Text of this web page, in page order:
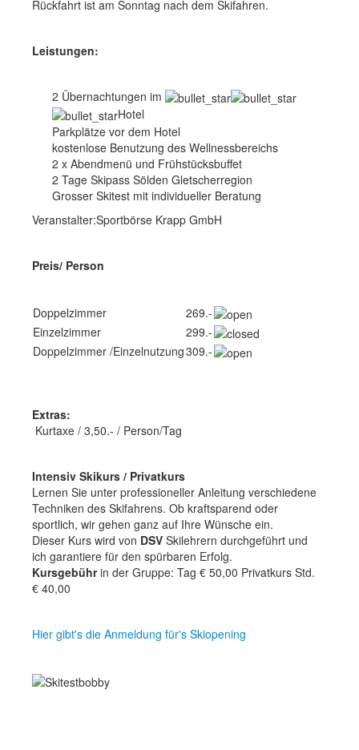
Reisen & Seminare
Winter
Wochenendfahrten
Wochenreisen
Tagesausfahrten
Kursprogramm
Last Minute
Rückfahrt ist am Sonntag nach dem Skifahren.
Leistungen:
2 Übernachtungen im
Hotel
Parkplätze vor dem Hotel
kostenlose Benutzung des Wellnessbereichs
2 x Abendmenü und Frühstücksbuffet
2 Tage Skipass Sölden Gletscherregion
Grosser Skitest mit individueller Beratung
Veranstalter:Sportbörse Krapp GmbH
Preis/ Person
Doppelzimmer
269.-
Einzelzimmer
299.-
Doppelzimmer /Einzelnutzung309.-
Extras:
Kurtaxe / 3,50.- / Person/Tag
Intensiv Skikurs / Privatkurs
Lernen Sie unter professioneller Anleitung verschiedene
Techniken des Skifahrens. Ob kraftsparend oder
sportlich, wir gehen ganz auf Ihre Wünsche ein.
Dieser Kurs wird von DSV Skilehrern durchgeführt und
ich garantiere für den spürbaren Erfolg.
Kursgebührin der Gruppe: Tag € 50,00 Privatkurs Std.
€ 40,00
Hier gibt's die Anmeldung für's Skiopening